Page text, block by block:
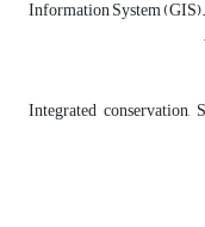
Information System
Integrated conservation,